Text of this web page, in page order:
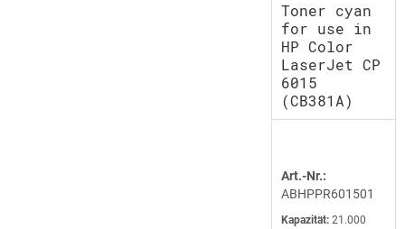
Toner cyan
for use in
HP Color
LaserJet CP
6015
(CB381A)
Art.-Nr.:
ABHPPR601501
Kapazität: 21.000